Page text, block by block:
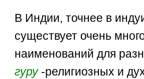
В Индии, точнее в
существует очень
наименований для
гуру-религиозных и